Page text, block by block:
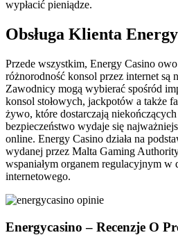
wypłacić pieniądze.
Obsługa Klienta
Przede wszystkim, Energy Casino
różnorodność konsol przez internet są
Zawodnicy mogą wybierać spośród
konsol stołowych, jackpotów a także
żywo, które dostarczają
bezpieczeństwo wydaje się
online. Energy Casino działa na
wydanej przez Malta Gaming
wspaniałym organem regulacyjnym w
internetowego.
Energycasino – Recenzje O